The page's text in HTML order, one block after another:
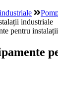
industriale